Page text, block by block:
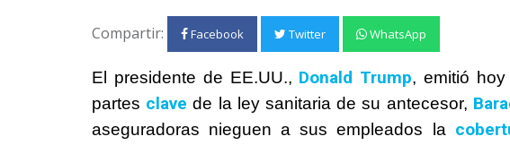
Compartir: Facebook Twitter WhatsApp
El presidente de EE.UU., Donald Trump, emitió
partes clave de la ley sanitaria de su antecesor,
aseguradoras nieguen a sus empleados la